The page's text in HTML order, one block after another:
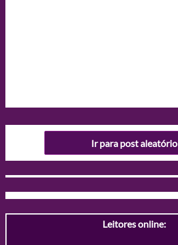
Ir para post aleatório
Leitores online: